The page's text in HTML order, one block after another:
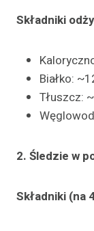
Składniki
Białko:
Tłuszcz:
2. Śledzie w
Składniki (na